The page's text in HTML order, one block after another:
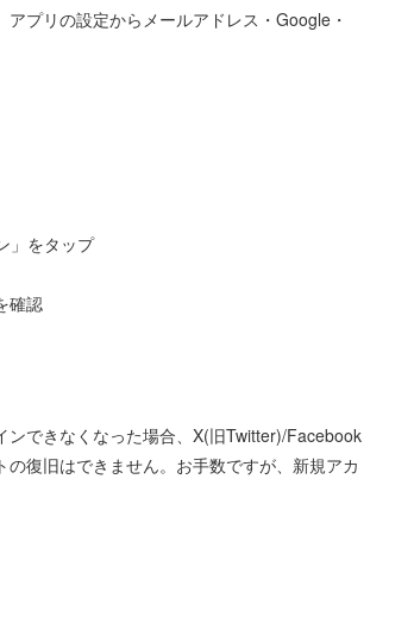
プリの設定からメールアドレス・Google・
」をタップ
確認
できなくなった場合、X(旧Twitter)/Facebook
復旧はできません。お手数ですが、新規アカ